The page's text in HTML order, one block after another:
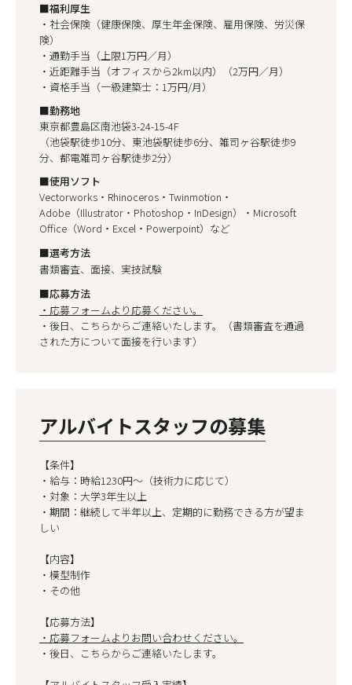
■福利厚生
・社会保険（健康保険、厚生年金保険、雇用保険、労災保
険）
・通勤手当（上限1万円／月）
・近距離手当（オフィスから2km以内）（2万円／月）
・資格手当（一級建築士：1万円/月）
■勤務地
東京都豊島区南池袋3-24-15-4F
（池袋駅徒歩10分、東池袋駅徒歩6分、雑司ヶ谷駅徒歩9
分、都電雑司ヶ谷駅徒歩2分）
■使用ソフト
Vectorworks・Rhinoceros・Twinmotion・
Adobe（Illustrator・Photoshop・InDesign）・Microsoft
Office（Word・Excel・Powerpoint）など
■選考方法
書類審査、面接、実技試験
■応募方法
・応募フォームより応募ください。
・後日、こちらからご連絡いたします。（書類審査を通過
された方について面接を行います）
アルバイトスタッフの募集
【条件】
・給与：時給1230円〜（技術力に応じて）
・対象：大学3年生以上
・期間：継続して半年以上、定期的に勤務できる方が望ま
しい
【内容】
・模型制作
・その他
【応募方法】
・応募フォームよりお問い合わせください。
・後日、こちらからご連絡いたします。